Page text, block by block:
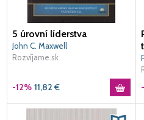
5 úrovní líderstva
John C. Maxwell
Rozvíjame.sk
-12% 11,82 €